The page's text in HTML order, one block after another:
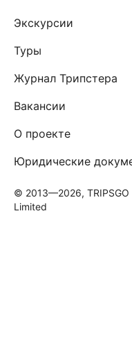
Экскурсии
Туры
Журнал Трипстера
Вакансии
О проекте
Юридические
© 2013—2026, TRIPSGO
Limited